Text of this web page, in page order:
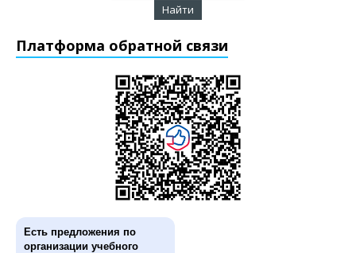
Платформа обратной связи
Есть предложения по
организации учебного